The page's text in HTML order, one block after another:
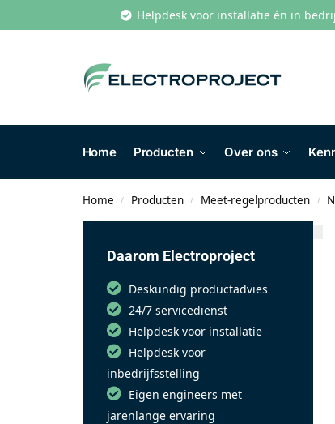
Helpdesk voor installatie én in
Home Producten Over ons
Home / Producten / Meet-regelproducten /
Daarom Electroproject
Deskundig productadvies
24/7 servicedienst
Helpdesk voor installatie
Helpdesk voor
inbedrijfsstelling
Eigen engineers met
jarenlange ervaring